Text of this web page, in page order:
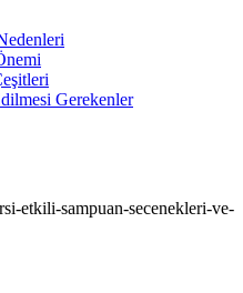
Gerekenler
etkili-sampuan-secenekleri-ve-